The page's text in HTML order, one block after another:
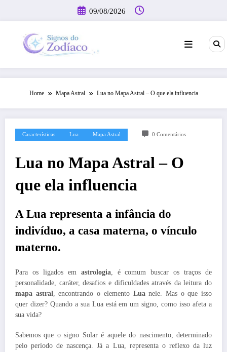
o
09/08/2026
Home Mapa Astral Lua no Mapa Astral – O que ela influencia
Características Lua Mapa Astral 0 Comentários
Lua no Mapa Astral – O
que ela influencia
A Lua representa a infância do
indivíduo, a casa materna, o vínculo
materno.
Para os ligados em astrologia, é comum buscar os traços de
personalidade, caráter, desafios e dificuldades através da leitura do
mapa astral, encontrando o elemento Luanele. Mas o que isso
quer dizer? Quando a sua Lua está em um signo, como isso afeta a
sua vida?
Sabemos que o signo Solar é aquele do nascimento, determinado
pelo período de nascença. Já a Lua, representa o reflexo da luz